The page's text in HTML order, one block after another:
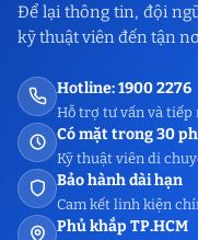
Để lại thông tin, đội
kỹ thuật viên đến tận
Hotline: 1900 2276
Hỗ trợ tư vấn và tiếp
Có mặt trong 30
Kỹ thuật viên di
Bảo hành dài hạn
Cam kết linh kiện
Phủ khắp TP.HCM